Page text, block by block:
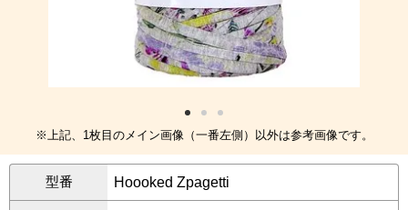
※上記、1枚目のメイン画像（一番左側）以外は参考画像です。
型番 Hoooked Zpagetti